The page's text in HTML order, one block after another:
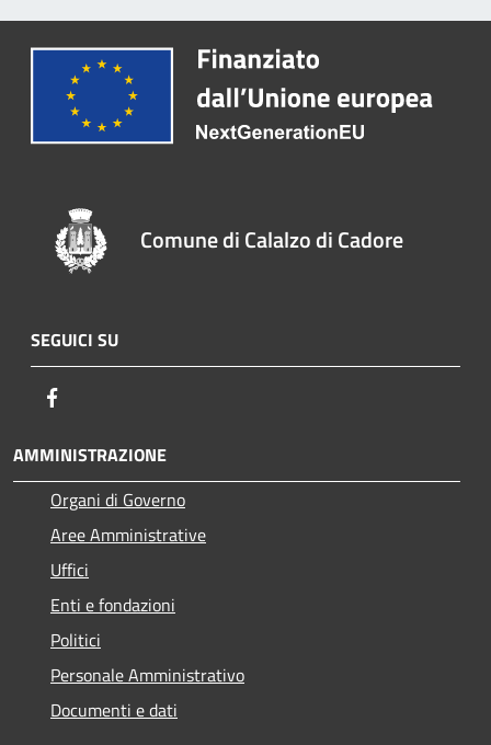
Comune di Calalzo di Cadore
SEGUICI SU
AMMINISTRAZIONE
Organi di Governo
Aree Amministrative
Uffici
Enti e fondazioni
Politici
Personale Amministrativo
Documenti e dati